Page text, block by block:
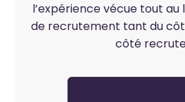
l’expérience vécue tout au
de recrutement tant du
côté